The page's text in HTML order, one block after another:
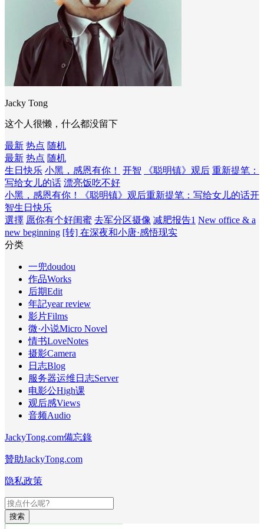
Jacky Tong
这个人很懒，什么都没留下
最新 热点 随机
最新 热点 随机
生日快乐 小黑，感恩有你！ 开智 《聪明镇》观后 重新提笔：
写给女儿的话 漂亮饭吃不好
小黑，感恩有你！
《聪明镇》观后重新提笔：写给女儿的话开
智生日快乐
選擇 愿你有个好闺蜜 去军分区摄像 减肥报告1 New office & a
new beginning [转] 在深夜和小唐·感悟现实
分类
一兜doudou
作品Works
后期Edit
年記year review
影片Films
微·小说Micro Novel
情书LoveNotes
摄影Camera
日志Blog
服务器运维日志Server
电影公High课
观后感Views
音频Audio
JackyTong.com備忘錄
贊助JackyTong.com
隐私政策
搜索